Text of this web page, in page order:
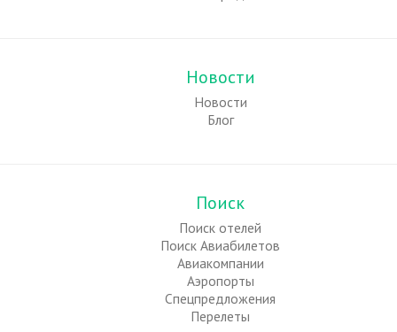
Новости
Новости
Блог
Поиск
Поиск отелей
Поиск Авиабилетов
Авиакомпании
Аэропорты
Спецпредложения
Перелеты